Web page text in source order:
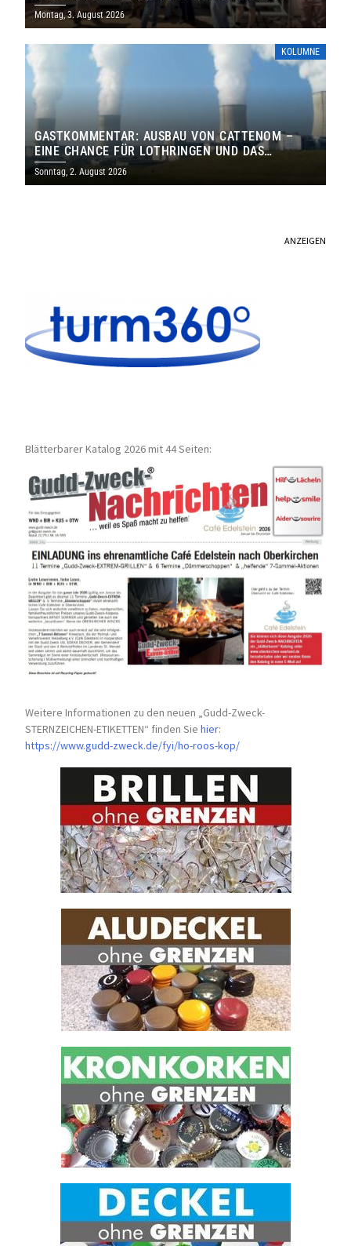
MILLIONEN EURO
Montag, 3. August 2026
KOLUMNE
GASTKOMMENTAR: AUSBAU VON CATTENOM –
EINE CHANCE FÜR LOTHRINGEN UND DAS
SAARLAND
Sonntag, 2. August 2026
ANZEIGEN
Blätterbarer Katalog 2026 mit 44 Seiten:
Weitere Informationen zu den neuen „Gudd-Zweck-
STERNZEICHEN-ETIKETTEN“ finden Siehier:
https://www.gudd-zweck.de/fyi/ho-roos-kop/